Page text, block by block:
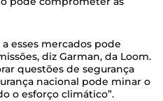
esses mercados pode
diz Garman, da Loom.
questões de segurança
nacional pode minar o
o esforço climático”.